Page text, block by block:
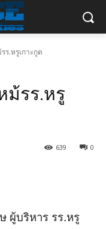
.หรูเกาะกูด
รร.หรู
0
639
ผู้บริหาร รร.หรู